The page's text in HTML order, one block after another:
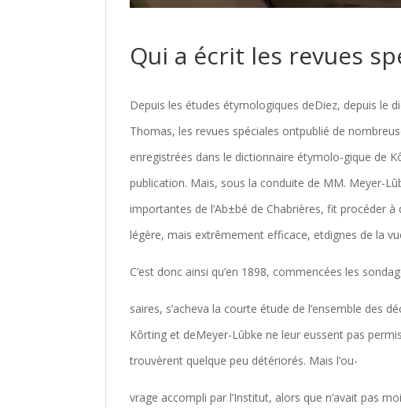
Qui a écrit les revues
Depuis les études étymologiques deDiez, depuis le
Thomas, les revues spéciales ontpublié de
enregistrées dans le dictionnaire étymolo-gique de
publication. Mais, sous la conduite de MM. Meyer-
importantes de l’Ab±bé de Chabrières, fit procéder
légère, mais extrêmement efficace, etdignes de la
C’est donc ainsi qu’en 1898, commencées les
saires, s’acheva la courte étude de l’ensemble des
Kôrting et deMeyer-Lûbke ne leur eussent pas
trouvèrent quelque peu détériorés. Mais l’ou-
vrage accompli par l’Institut, alors que n’avait pas